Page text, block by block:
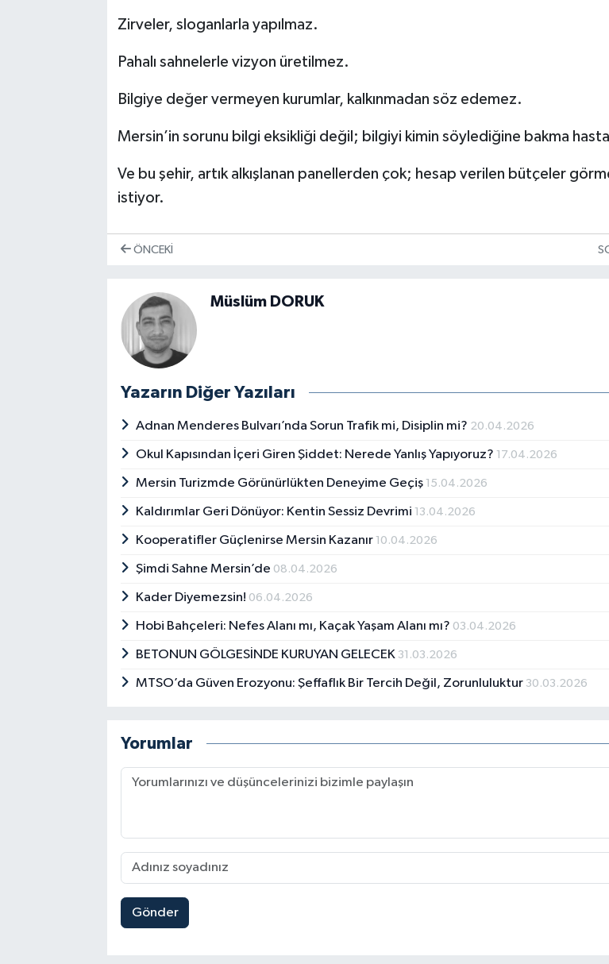
Zirveler, sloganlarla yapılmaz.
Pahalı sahnelerle vizyon üretilmez.
Bilgiye değer vermeyen kurumlar, kalkınmadan söz edemez.
Mersin’in sorunu bilgi eksikliği değil; bilgiyi kimin söylediğine bakma
Ve bu şehir, artık alkışlanan panellerden çok; hesap verilen bütçeler
istiyor.
ÖNCEKI
Müslüm DORUK
Yazarın Diğer Yazıları
Adnan Menderes Bulvarı’nda Sorun Trafik mi, Disiplin mi? 20.04.2026
Okul Kapısından İçeri Giren Şiddet: Nerede Yanlış Yapıyoruz? 17.04.2026
Mersin Turizmde Görünürlükten Deneyime Geçiş 15.04.2026
Kaldırımlar Geri Dönüyor: Kentin Sessiz Devrimi 13.04.2026
Kooperatifler Güçlenirse Mersin Kazanır 10.04.2026
Şimdi Sahne Mersin’de 08.04.2026
Kader Diyemezsin! 06.04.2026
Hobi Bahçeleri: Nefes Alanı mı, Kaçak Yaşam Alanı mı? 03.04.2026
BETONUN GÖLGESİNDE KURUYAN GELECEK 31.03.2026
MTSO’da Güven Erozyonu: Şeffaflık Bir Tercih Değil, Zorunluluktur 30.03.2026
Yorumlar
Gönder